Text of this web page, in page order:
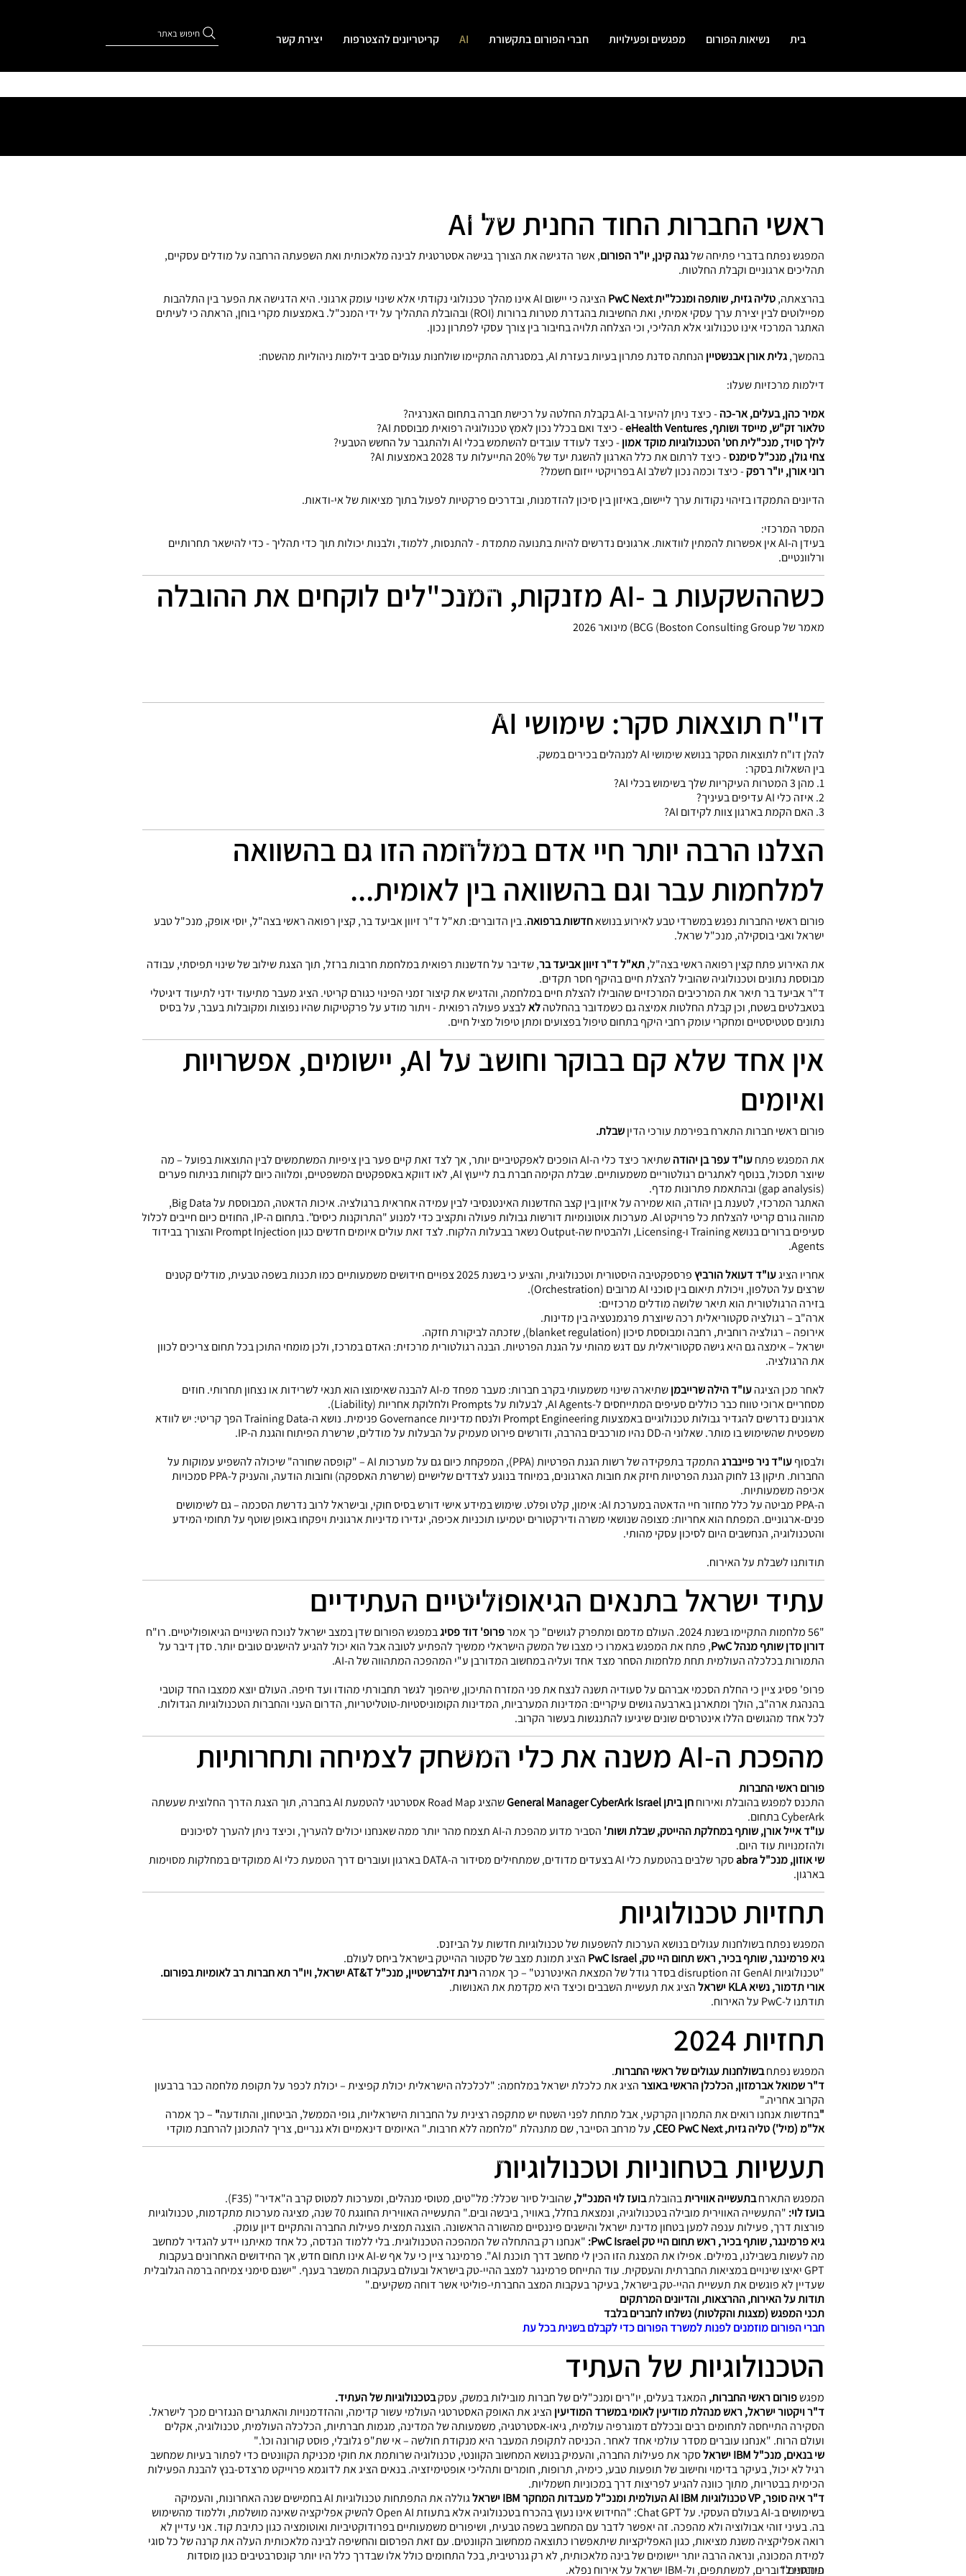
חיפוש באתר בית נשיאות הפורום מפגשים ופעילויות חברי הפורום בתקשורת AI קריטריונים להצטרפות יצירת קשר
ראשי החברות החוד החנית של AI
המפגש נפתח בדברי פתיחה שלנגה קינן, יו"ר הפורום, אשר הדגישה את הצורך בגישה אסטרטגית לבינה מלאכותית ואת השפעתה הרחבה על מודלים עסקיים,
תהליכים ארגוניים וקבלת החלטות.
בהרצאתה,טליה גזית, שותפה ומנכל"ית PwC Next
הציגה כי יישום AI אינו מהלך טכנולוגי נקודתי אלא שינוי עומק ארגוני. היא הדגישה את הפער בין התלהבות
מפיילוטים לבין יצירת ערך עסקי אמיתי, ואת החשיבות בהגדרת מטרות ברורות (ROI) ובהובלת התהליך על ידי המנכ"ל. באמצעות מקרי בוחן, הראתה כי לעיתים
האתגר המרכזי אינו טכנולוגי אלא תהליכי, וכי הצלחה תלויה בחיבור בין צורך עסקי לפתרון נכון.
בהמשך,גלית אורן אבנשטיין הנחתה סדנת פתרון בעיות בעזרת AI, במסגרתה התקיימו שולחנות עגולים סביב דילמות ניהוליות מהשטח:
דילמות מרכזיות שעלו:
אמיר כהן, בעלים, אר-כה- כיצד ניתן להיעזר ב-AI בקבלת החלטה על רכישת חברה בתחום האנרגיה?
טלאור זק"ש, מייסד ושותף, eHealth Ventures
- כיצד ואם בכלל נכון לאמץ טכנולוגיה רפואית מבוססת AI?
לילך סויד, מנכ"לית חט' הטכנולוגיות מוקד אמון- כיצד לעודד עובדים להשתמש בכלי AI ולהתגבר על החשש הטבעי?
צחי גולן, מנכ"ל סימנס- כיצד לרתום את כלל הארגון להשגת יעד של 20% התייעלות עד 2028 באמצעות AI?
רוני אורן, יו"ר רפק- כיצד וכמה נכון לשלב AI בפרויקטי ייזום חשמל?
הדיונים התמקדו בזיהוי נקודות ערך ליישום, באיזון בין סיכון להזדמנות, ובדרכים פרקטיות לפעול בתוך מציאות של אי-ודאות.
המסר המרכזי:
בעידן ה-AI אין אפשרות להמתין לוודאות. ארגונים נדרשים להיות בתנועה מתמדת - להתנסות, ללמוד, ולבנות יכולות תוך כדי תהליך - כדי להישאר תחרותיים
ורלוונטיים.
Start Now
כשההשקעות ב -AI מזנקות, המנכ"לים לוקחים את ההובלה
מאמר של BCG (Boston Consulting Group) מינואר 2026
Start Now
דו"ח תוצאות סקר: שימושי AI
להלן דו"ח לתוצאות הסקר בנושא שימושי AI למנהלים בכירים במשק.
בין השאלות בסקר:
1. מהן 3 המטרות העיקריות שלך בשימוש בכלי AI?
2. איזה כלי AI עדיפים בעיניך?
3. האם הקמת בארגון צוות לקידום AI?
Start Now
הצלנו הרבה יותר חיי אדם במלחמה הזו גם בהשוואה
למלחמות עבר וגם בהשוואה בין לאומית...
פורום ראשי החברות נפגש במשרדי טבע לאירוע בנושאחדשות ברפואה. בין הדוברים: תא"ל ד"ר זיוון אביעד בר, קצין רפואה ראשי בצה"ל, יוסי אופק, מנכ"ל טבע
ישראל ואבי בוסקילה, מנכ"ל שראל.
את האירוע פתח קצין רפואה ראשי בצה"ל,תא"ל ד"ר זיוון אביעד בר, שדיבר על חדשנות רפואית במלחמת חרבות ברזל, תוך הצגת שילוב של שינוי תפיסתי, עבודה
מבוססת נתונים וטכנולוגיה שהוביל להצלת חיים בהיקף חסר תקדים.
ד"ר אביעד בר תיאר את המרכיבים המרכזיים שהובילו להצלת חיים במלחמה, והדגיש את קיצור זמני הפינוי כגורם קריטי. הציג מעבר מתיעוד ידני לתיעוד דיגיטלי
בטאבלטים בשטח, וכן קבלת החלטות אמיצה גם כשמדובר בהחלטהלאלבצע פעולה רפואית - ויתור מודע על פרקטיקות שהיו נפוצות ומקובלות בעבר, על בסיס
נתונים סטטיסטיים ומחקרי עומק רחבי היקף בתחום טיפול בפצועים ומתן טיפול מציל חיים.
Start Now
אין אחד שלא קם בבוקר וחושב על AI, יישומים, אפשרויות
ואיומים
פורום ראשי חברות התארח בפירמת עורכי הדיןשבלת.
את המפגש פתחעו"ד עפר בן יהודה
שתיאר כיצד כלי ה-AI הופכים לאפקטיביים יותר, אך לצד זאת קיים פער בין ציפיות המשתמשים לבין התוצאות בפועל – מה
שיוצר תסכול, בנוסף לאתגרים רגולטוריים משמעותיים. שבלת הקימה חברת בת לייעוץ AI, לאו דווקא באספקטים המשפטיים, ומלווה כיום לקוחות בניתוח פערים
(gap analysis) ובהתאמת פתרונות מדף.
האתגר המרכזי, לטענת בן יהודה, הוא שמירה על איזון בין קצב החדשנות האינטנסיבי לבין עמידה אחראית ברגולציה. איכות הדאטה, המבוססת על Big Data,
מהווה גורם קריטי להצלחת כל פרויקט AI. מערכות אוטונומיות דורשות גבולות פעולה ותקציב כדי למנוע "התרוקנות כיסים". בתחום ה-IP, החוזים כיום חייבים לכלול
סעיפים ברורים בנושא Training ו-Licensing, ולהבטיח שה-Output נשאר בבעלות הלקוח. לצד זאת עולים איומים חדשים כגון Prompt Injection והצורך בבידוד
Agents.
אחריו הציגעו"ד דעואל הורביץ
פרספקטיבה היסטורית וטכנולוגית, והציע כי בשנת 2025 צפויים חידושים משמעותיים כמו תכנות בשפה טבעית, מודלים קטנים
שרצים על הטלפון, ויכולת תיאום בין סוכני AI מרובים (Orchestration).
בזירה הרגולטורית הוא תיאר שלושה מודלים מרכזיים:
ארה"ב – רגולציה סקטוריאלית רכה שיוצרת פרגמנטציה בין מדינות.
אירופה – רגולציה רוחבית, רחבה ומבוססת סיכון (blanket regulation), שזכתה לביקורת חזקה.
ישראל – אימצה גם היא גישה סקטוריאלית עם דגש מהותי על הגנת הפרטיות. הבנה רגולטורית מרכזית: האדם במרכז, ולכן מומחי התוכן בכל תחום צריכים לכוון
את הרגולציה.
לאחר מכן הציגהעו"ד הילה שרייבמן
שתיארה שינוי משמעותי בקרב חברות: מעבר מפחד מ-AI להבנה שאימוצו הוא תנאי לשרידות או נצחון תחרותי. חוזים
מסחריים ארוכי טווח כבר כוללים סעיפים המתייחסים ל-AI Agents, לבעלות על Prompts ולחלוקת אחריות (Liability).
ארגונים נדרשים להגדיר גבולות טכנולוגיים באמצעות Prompt Engineering ולנסח מדיניות Governance פנימית. נושא ה-Training Data הפך קריטי: יש לוודא
משפטית שהשימוש בו מותר. שאלוני ה-DD נהיו מורכבים בהרבה, ודורשים פירוט מעמיק על הבעלות על מודלים, שרשרת הפיתוח והגנת ה-IP.
ולבסוףעו"ד ניר פיינברג
התמקד בתפקידה של רשות הגנת הפרטיות (PPA), המפקחת כיום גם על מערכות AI – "קופסה שחורה" שיכולה להשפיע עמוקות על
החברות. תיקון 13 לחוק הגנת הפרטיות חיזק את חובות הארגונים, במיוחד בנוגע לצדדים שלישיים (שרשרת האספקה) וחובות הודעה, והעניק ל-PPA סמכויות
אכיפה משמעותיות.
ה-PPA מביטה על כלל מחזור חיי הדאטה במערכת AI: אימון, קלט ופלט. שימוש במידע אישי דורש בסיס חוקי, ובישראל לרוב נדרשת הסכמה – גם לשימושים
פנים-ארגוניים. המפתח הוא אחריות: מצופה שנושאי משרה ודירקטורים יטמיעו תוכניות אכיפה, יגדירו מדיניות ארגונית ויפקחו באופן שוטף על תחומי המידע
והטכנולוגיה, הנחשבים היום לסיכון עסקי מהותי.
תודותנו לשבלת על האירוח.
Start Now
עתיד ישראל בתנאים הגיאופוליטיים העתידיים
"56 מלחמות התקיימו בשנת 2024. העולם מדמם ומתפרק לגושים" כך אמר פרופ' דוד פסיגבמפגש הפורום שדן במצב ישראל לנוכח השינויים הגיאופוליטיים. רו"ח
דורון סדן שותף מנהל PwC
, פתח את המפגש באמרו כי מצבו של המשק הישראלי ממשיך להפתיע לטובה אבל הוא יכול להגיע להישגים טובים יותר. סדן דיבר על
התמורות בכלכלה העולמית תחת מלחמות הסחר מצד אחד ועליה במחשוב המדורבן ע"י המהפכה המתהווה של ה-AI.
פרופ' פסיגציין כי החלת הסכמי אברהם על סעודיה תשנה לנצח את פני המזרח התיכון, שיהפוך לגשר תחבורתי מהודו ועד חיפה. העולם יוצא ממצבו החד קוטבי
בהנהגת ארה"ב, הולך ומתארגן בארבעה גושים עיקריים: המדינות המערביות, המדינות הקומוניסטיות-טוטליטריות, הדרום העני והחברות הטכנולוגיות הגדולות.
לכל אחד מהגושים הללו אינטרסים שונים שיגיעו להתנגשות בעשור הקרוב.
Start Now
מהפכת ה-AI משנה את כלי המשחק לצמיחה ותחרותיות
פורום ראשי החברות
התכנס למפגש בהובלת ואירוחחן ביתן General Manager CyberArk Israel
שהציג Road Map אסטרטגי להטמעת AI בחברה, תוך הצגת הדרך החלוצית שעשתה
CyberArk בתחום.
עו"ד אייל אורן, שותף במחלקת ההייטק, שבלת ושות'
הסביר מדוע מהפכת ה-AI תצמח מהר יותר ממה שאנחנו יכולים להעריך, וכיצד ניתן להערך לסיכונים
ולהזמנויות עוד היום.
שי אוזון, מנכ"ל abra
סקר שלבים בהטמעת כלי AI בצעדים מדודים, שמתחילים מסידור ה-DATA בארגון ועוברים דרך הטמעת כלי AI ממוקדים במחלקות מסוימות
בארגון.
Start Now
תחזיות טכנולוגיות
המפגש נפתח בשולחנות עגולים בנושא הערכות להשפעות של טכנולוגיות חדשות על הביזנס.
גיא פרמינגר, שותף בכיר, ראש תחום היי טק, PwC Israel
הציג תמונת מצב של סקטור ההייטק בישראל ביחס לעולם.
"טכנולוגיות GenAI זה disruption בסדר גודל של המצאת האינטרנט" – כך אמרה
רינת זילברשטיין, מנכ"ל AT&T ישראל, ויו"ר תא חברות רב לאומיות בפורום.
אורי תדמור, נשיא KLA ישראל
הציג את תעשיית השבבים וכיצד היא מקדמת את האנושות.
תודתנו ל-PwC על האירוח.
תחזיות 2024
המפגש נפתחבשולחנות עגולים של ראשי החברות.
ד"ר שמואל אברמזון, הכלכלן הראשי באוצרהציג את כלכלת ישראל במלחמה: "לכלכלה הישראלית יכולת קפיצית – יכולת לכפר על תקופת מלחמה כבר ברבעון
הקרוב אחריה."
"בחדשות אנחנו רואים את התמרון הקרקעי, אבל מתחת לפני השטח יש מתקפה רצינית על החברות הישראליות, גופי הממשל, הביטחון, והתודעה" – כך אמרה
אל"מ (מיל') טליה גזית, CEO PwC Next,
על מרחב הסייבר, שם מתנהלת "מלחמה ללא חרבות." האיומים דינאמיים ולא גנריים, צריך להתכונן להרחבת מוקדי
התקיפות, תיחכום מוגבר בתקיפות בעקבות שילוב AI, ואפשרות לתקיפות עקיפות (כמו פגיעה בשרשראות אספקה).
עדי נוב מנכ"לית בססח
פרשה תמונת מצב גיאופוליטית-כלכלית גלובלית. נוב הציגה ארבעה תרחישים אפשריים להמשך הלחימה בעזה, והשפעתם על הכלכלה
והחברות.
תעשיות בטחוניות וטכנולוגיות
המפגש התארחבתעשייה אוויריתבהובלתבועז לוי המנכ"ל,שהוביל סיור שכלל: מל"טים, מטוסי מנהלים, ומערכות למטוס קרב ה"אדיר" (F35).
בועז לוי:
"התעשייה האווירית מובילה בטכנולוגיה, ונמצאת בחלל, באוויר, ביבשה ובים." התעשייה האווירית החוגגת 70 שנה, מציגה מערכות מתקדמות, טכנולוגיות
פורצות דרך, פעילות ענפה למען בטחון מדינת ישראל והישגים פיננסיים מהשורה הראשונה. הוצגה תמצית פעילות החברה והתקיים דיון עומק.
גיא פרמינגר, שותף בכיר, ראש תחום היי טק PwC Israel:
"אנחנו רק בהתחלה של המהפכה הטכנולוגית. בלי ללמוד הנדסה, כל אחד מאיתנו יידע להגדיר למחשב
מה לעשות בשבילנו, במילים. אפילו את המצגת הזו הכין לי מחשב דרך תוכנת AI". פרמינגר ציין כי על אף ש-AI אינו תחום חדש, אך החידושים האחרונים בעקבות
GPT יאיצו שינויים במציאות החברתית והעסקית. עוד התייחס פרמינגר למצב ההיי-טק בישראל ובעולם בעקבות המשבר בענף. "ישנם סימני צמיחה ברמה הגלובלית
שעדיין לא פוגשים את תעשיית ההיי-טק בישראל, בעיקר בעקבות המצב החברתי-פוליטי אשר דוחה משקיעים."
תודות על האירוח, ההרצאות, והדיונים המרתקים
תכני המפגש (מצגות והקלטות) נשלחו לחברים בלבד
חברי הפורום מוזמנים לפנות למשרד הפורום כדי לקבלם בשנית בכל עת
Start Now
הטכנולוגיות של העתיד
מפגשפורום ראשי החברות, המאגד בעלים, יו"רים ומנכ"לים של חברות מובילות במשק, עסקבטכנולוגיות של העתיד.
ד"ר ויקטור ישראל, ראש מנהלת מודיעין לאומי במשרד המודיעין הציג את האופק האסטרטגי העולמי עשור קדימה, וההזדמנויות והאתגרים הנגזרים מכך לישראל.
הסקירה התייחסה לתחומים רבים ובכללם דמוגרפיה עולמית, גיאו-אסטרטגיה, משמעותה של המדינה, מגמות חברתיות, הכלכלה העולמית, טכנולוגיה, אקלים
ועולם הרוח. "אנחנו עוברים מסדר עולמי אחד לאחר. הכניסה לתקופת המעבר היא מנקודת חולשה – אי שת"פ גלובלי, פוסט קורונה וכו'."
שי בנאים, מנכ"ל IBM ישראל
סקר את פעילות החברה, והעמיק בנושא המחשוב הקוונטי, טכנולוגיה שרותמת את חוקי מכניקת הקוונטים כדי לפתור בעיות שמחשב
רגיל לא יכול, בעיקר בדימוי וחישוב של תופעות טבע, כימיה, תרופות, חומרים ותהליכי אופטימיזציה. בנאים הציג את לדוגמא פרוייקט מרצדס-בנץ להבנת הפעילות
הכימית בבטריות, מתוך כוונה להגיע לפריצות דרך במכוניות חשמליות.
ד"ר איה סופר, VP טכנולוגיות AI IBM העולמית ומנכ"ל מעבדות המחקר IBM ישראל
גוללה את התפתחות טכנולוגיות AI בחמישים שנה האחרונות, והעמיקה
בשימושים ב-AI בעולם העסקי. על Chat GPT: "החידוש אינו נעוץ בהכרח בטכנולוגיה אלא בתעוזת Open AI להשיק אפליקציה שאינה מושלמת, וללמוד מהשימוש
בה. בעיני זוהי אבולוציה ולא מהפכה. זה יאפשר לדבר עם המחשב בשפה טבעית, ושיפורים משמעותיים בפרודוקטיביות ואוטומציה כגון כתיבת קוד. אני עדיין לא
רואה אפליקציה משנת מציאות, כגון האפליקציות שיתאפשרו כתוצאה ממחשוב הקוונטים. עם זאת הפרסום והחשיפה לבינה מלאכותית העלה את קרנה של כל סוגי
למידת המכונה, ונראה הרבה יותר יישומים של בינה מלאכותית, לא רק גנרטיבית, בכל התחומים כולל אלו שבדרך כלל היו יותר קונסרבטיבים כגון מוסדות
פיננסיים."
תודתנו לדוברים, למשתתפים, ול-IBM ישראל על אירוח נפלא.